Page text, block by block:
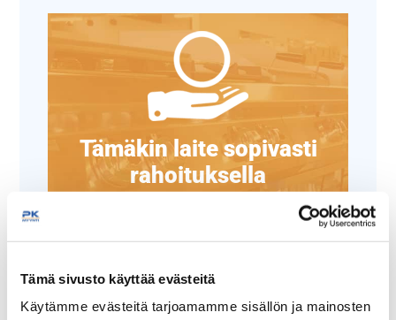
Tämä sivusto käyttää evästeitä
Käytämme evästeitä tarjoamamme sisällön ja mainosten
Tämäkin laite sopivasti
rahoituksella